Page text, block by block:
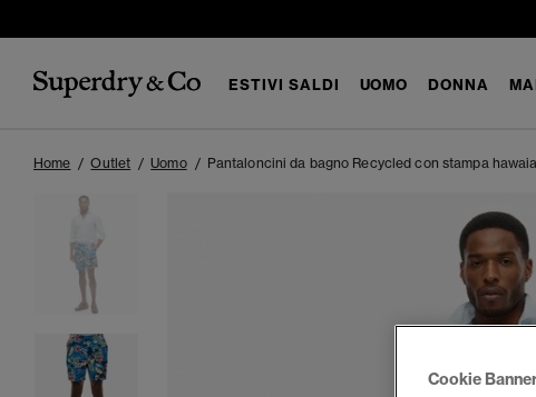
ESTIVI SALDI UOMO DONNA
Home Outlet Uomo Pantaloncini da bagno Recycled con stampa
Cookie